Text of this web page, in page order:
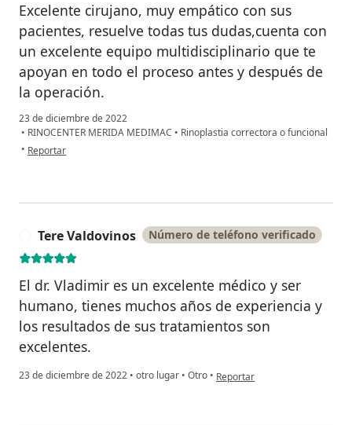
Excelente cirujano, muy empático con sus
pacientes, resuelve todas tus dudas,cuenta con
un excelente equipo multidisciplinario que te
apoyan en todo el proceso antes y después de
la operación.
23 de diciembre de 2022
• RINOCENTER MERIDA MEDIMAC • Rinoplastia correctora o funcional
• en opinión del usuario Mirna Rojas
Reportar
Tere Valdovinos Número de teléfono verificado
El dr. Vladimir es un excelente médico y ser
humano, tienes muchos años de experiencia y
los resultados de sus tratamientos son
excelentes.
23 de diciembre de 2022 • otro lugar • Otro • en opinión del usuario Tere
Reportar